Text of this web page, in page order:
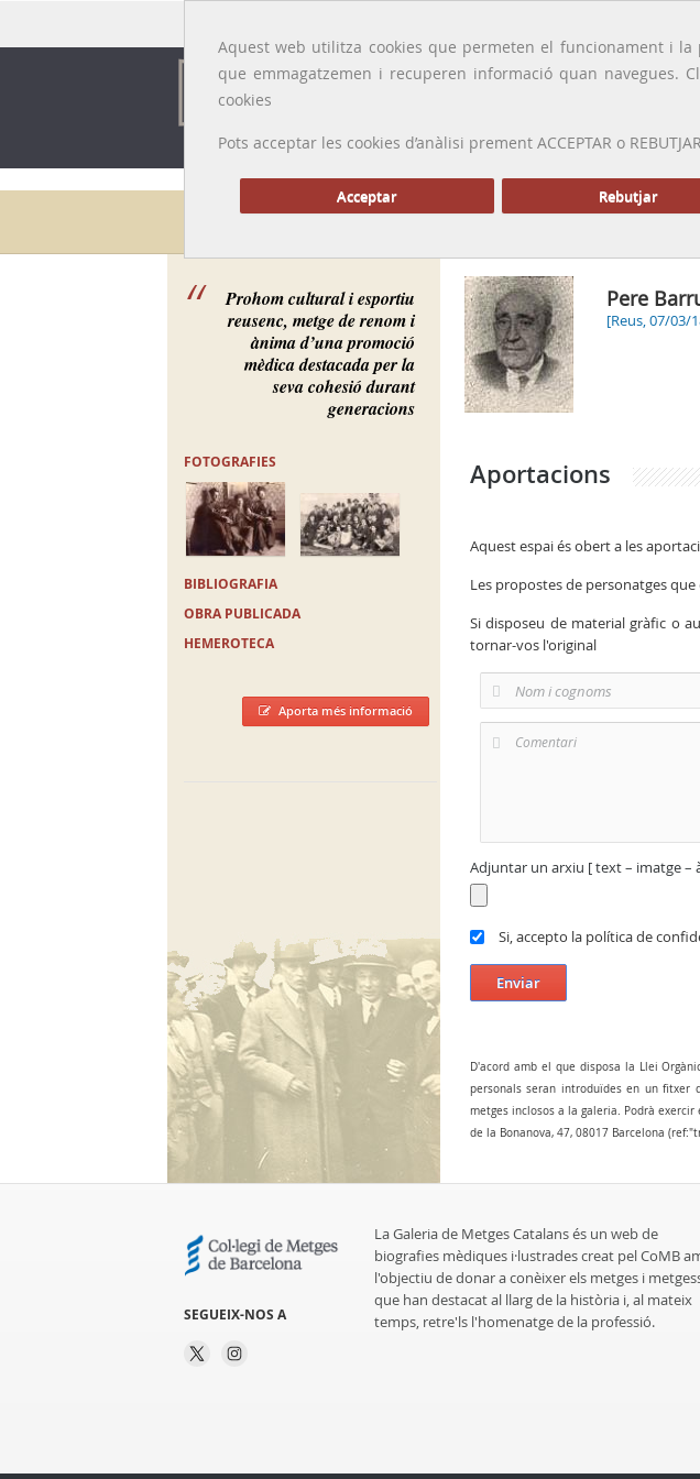
Aquest web utilitza cookies que permeten el funcionament i
que emmagatzemen i recuperen informació quan navegues.
cookies
Pots acceptar les cookies d’anàlisi prement ACCEPTAR o REBUTJAR
Acceptar Rebutjar
PRESENTACIÓ GALERIA
Galeria de metges
Prohom cultural i esportiu
reusenc, metge de renom i
ànima d’una promoció
mèdica destacada per la
seva cohesió durant
generacions
FOTOGRAFIES
BIBLIOGRAFIA
OBRA PUBLICADA
HEMEROTECA
Aporta més informació
Pere
[Reus, 07/03/
Aportacions
Aquest espai és obert a les
Les propostes de personatges
Si disposeu de material gràfic o
tornar-vos l'original
Adjuntar un arxiu [ text – imatge –
Si, accepto la política de
Enviar
D'acord amb el que disposa la Llei
personals seran introduïdes en un fitxer
metges inclosos a la galeria. Podrà
de la Bonanova, 47, 08017 Barcelona
SEGUEIX-NOS A
La Galeria de Metges Catalans és un web de
biografies mèdiques i·lustrades creat pel CoMB
l'objectiu de donar a conèixer els metges i
que han destacat al llarg de la història i, al mateix
temps, retre'ls l'homenatge de la professió.